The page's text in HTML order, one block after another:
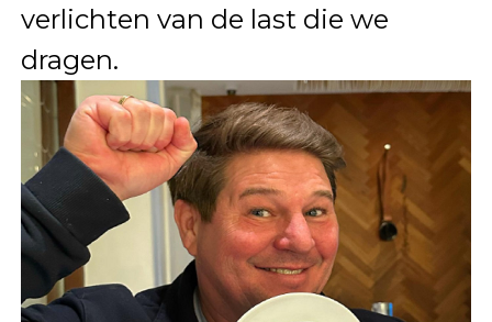
verlichten van de last die we
dragen.